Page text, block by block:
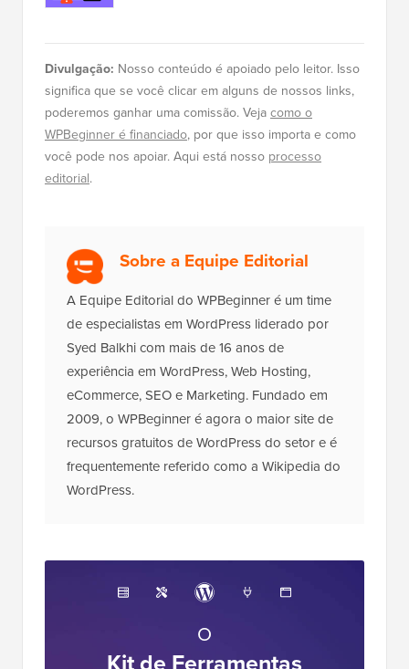
Divulgação: Nosso conteúdo é apoiado pelo leitor. Isso
significa que se você clicar em alguns de nossos links,
poderemos ganhar uma comissão. Vejacomo o
WPBeginner é financiado, por que isso importa e como
você pode nos apoiar. Aqui está nosso processo
editorial.
Sobre a Equipe Editorial
A Equipe Editorial do WPBeginner é um time
de especialistas em WordPress liderado por
Syed Balkhi com mais de 16 anos de
experiência em WordPress, Web Hosting,
eCommerce, SEO e Marketing. Fundado em
2009, o WPBeginner é agora o maior site de
recursos gratuitos de WordPress do setor e é
frequentemente referido como a Wikipedia do
WordPress.
O